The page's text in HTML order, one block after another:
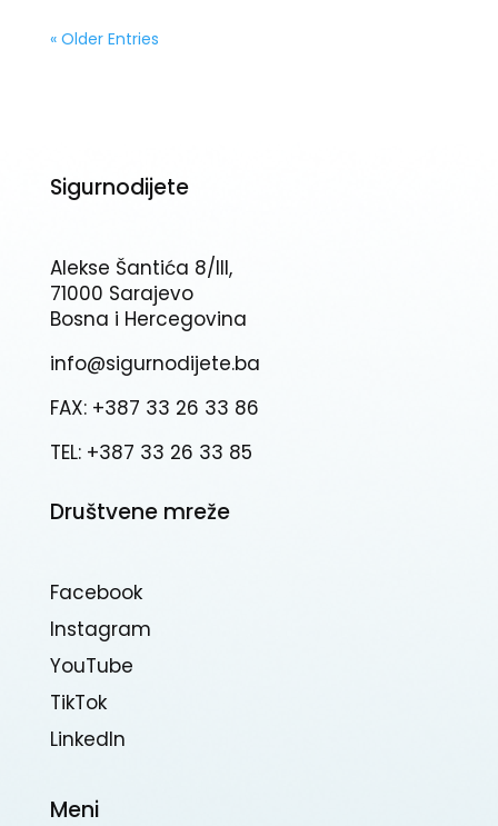
« Older Entries
Sigurnodijete
Alekse Šantića 8/III,
71000 Sarajevo
Bosna i Hercegovina
info@sigurnodijete.ba
FAX: +387 33 26 33 86
TEL: +387 33 26 33 85
Društvene mreže
Facebook
Instagram
YouTube
TikTok
Linkedln
Meni